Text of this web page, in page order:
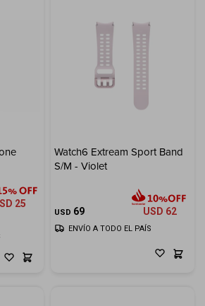
25
Watch6 Extream Sport Band
S/M - Violet
USD 69 USD 62
ENVÍO A TODO EL PAÍS